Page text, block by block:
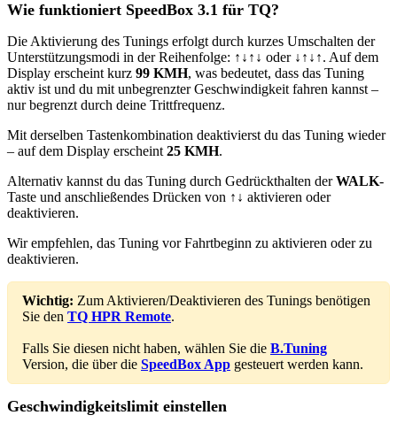
Wie funktioniert SpeedBox 3.1 für TQ?
Die Aktivierung des Tunings erfolgt durch kurzes Umschalten der
Unterstützungsmodi in der Reihenfolge: ↑↓↑↓ oder ↓↑↓↑. Auf dem
Display erscheint kurz 99 KMH, was bedeutet, dass das Tuning
aktiv ist und du mit unbegrenzter Geschwindigkeit fahren kannst –
nur begrenzt durch deine Trittfrequenz.
Mit derselben Tastenkombination deaktivierst du das Tuning wieder
– auf dem Display erscheint 25 KMH.
Alternativ kannst du das Tuning durch Gedrückthalten derWALK-
Taste und anschließendes Drücken von ↑↓ aktivieren oder
deaktivieren.
Wir empfehlen, das Tuning vor Fahrtbeginn zu aktivieren oder zu
deaktivieren.
Wichtig: Zum Aktivieren/Deaktivieren des Tunings benötigen
Sie den TQ HPR Remote.
Falls Sie diesen nicht haben, wählen Sie die B.Tuning
Version, die über die SpeedBox App gesteuert werden kann.
Geschwindigkeitslimit einstellen